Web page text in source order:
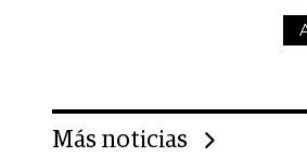
Más noticias